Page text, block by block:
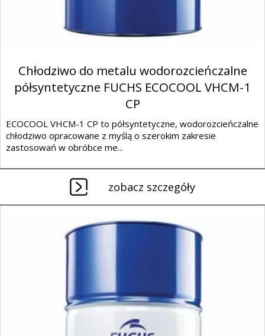
Chłodziwo do metalu wodorozcieńczalne
półsyntetyczne FUCHS ECOCOOL VHCM-1
CP
ECOCOOL VHCM-1 CP to półsyntetyczne, wodorozcieńczalne
chłodziwo opracowane z myślą o szerokim zakresie
zastosowań w obróbce me...
zobacz szczegóły